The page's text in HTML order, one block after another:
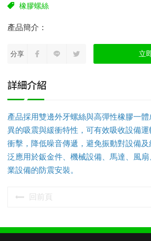
橡膠螺絲
分享 立
詳細介紹
產品採用雙邊外牙螺絲與高彈性橡膠一
異的吸震與緩衝特性，可有效吸收設備
衝擊，降低噪音傳遞，避免振動對設備
泛應用於鈑金件、機械設備、馬達、風
業設備的防震安裝。
回前頁